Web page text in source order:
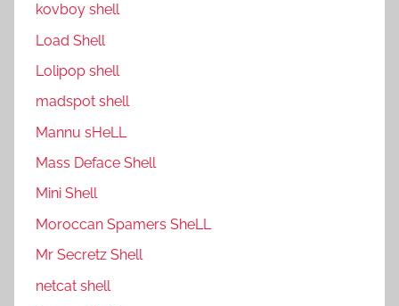
kovboy shell
Load Shell
Lolipop shell
madspot shell
Mannu sHeLL
Mass Deface Shell
Mini Shell
Moroccan Spamers SheLL
Mr Secretz Shell
netcat shell